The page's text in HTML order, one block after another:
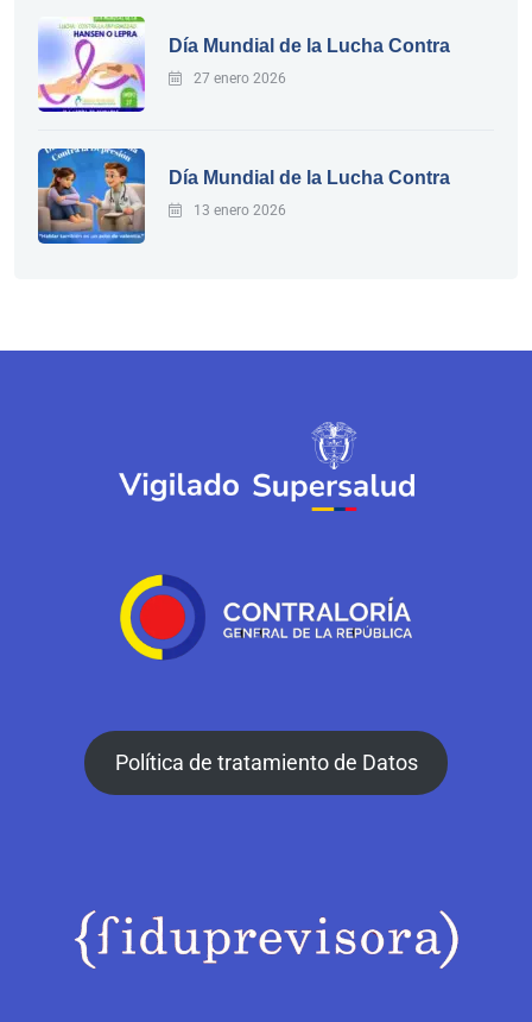
Día Mundial de la Lucha Contra
27 enero 2026
Día Mundial de la Lucha Contra
13 enero 2026
Política de tratamiento de Datos